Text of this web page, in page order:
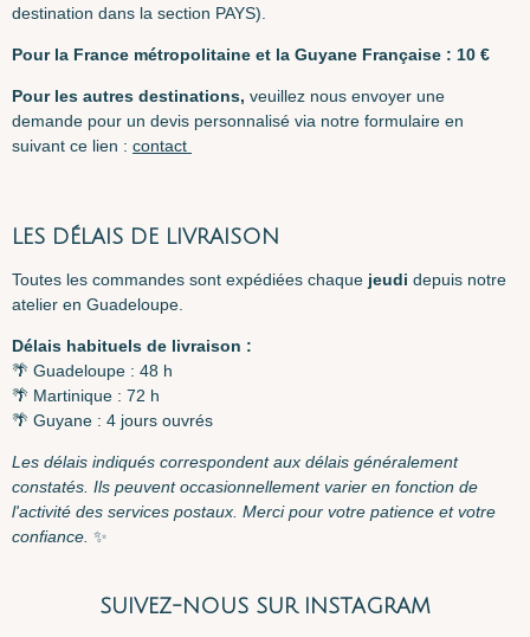
destination dans la section PAYS).
Pour la France métropolitaine et la Guyane Française : 10 €
Pour les autres destinations, veuillez nous envoyer une
demande pour un devis personnalisé via notre formulaire en
suivant ce lien : contact
LES DÉLAIS DE LIVRAISON
Toutes les commandes sont expédiées chaque jeudi depuis notre
atelier en Guadeloupe.
Délais habituels de livraison :
🌴 Guadeloupe : 48 h
🌴 Martinique : 72 h
🌴 Guyane : 4 jours ouvrés
Les délais indiqués correspondent aux délais généralement
constatés. Ils peuvent occasionnellement varier en fonction de
l'activité des services postaux. Merci pour votre patience et votre
confiance. ✨
SUIVEZ-NOUS SUR INSTAGRAM